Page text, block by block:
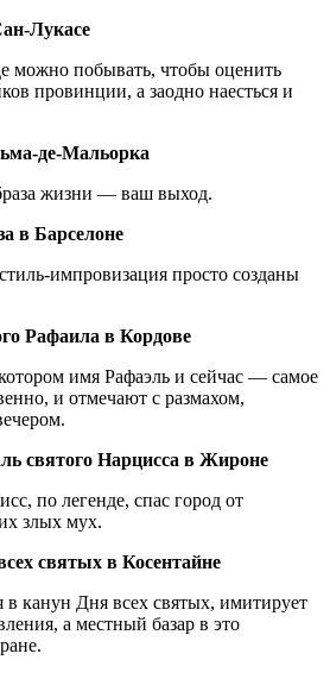
Лукасе
можно побывать, чтобы оценить
провинции, а заодно наесться и
де-Мальорка
жизни — ваш выход.
в Барселоне
импровизация просто созданы
Рафаила в Кордове
имя Рафаэль и сейчас — самое
и отмечают с размахом,
святого Нарцисса в Жироне
по легенде, спас город от
злых мух.
святых в Косентайне
в канун Дня всех святых, имитирует
а местный базар в это